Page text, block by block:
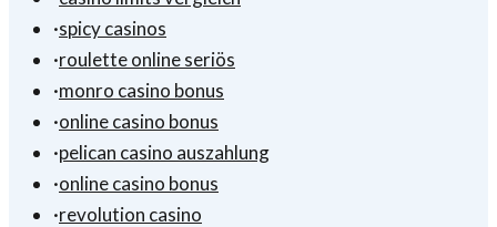
·spicy casinos
·roulette online seriös
·monro casino bonus
·online casino bonus
·pelican casino auszahlung
·online casino bonus
·revolution casino